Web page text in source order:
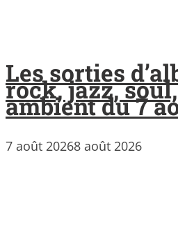
Les sorties
rock, jazz,
ambient du 7
7 août 20268 août 2026